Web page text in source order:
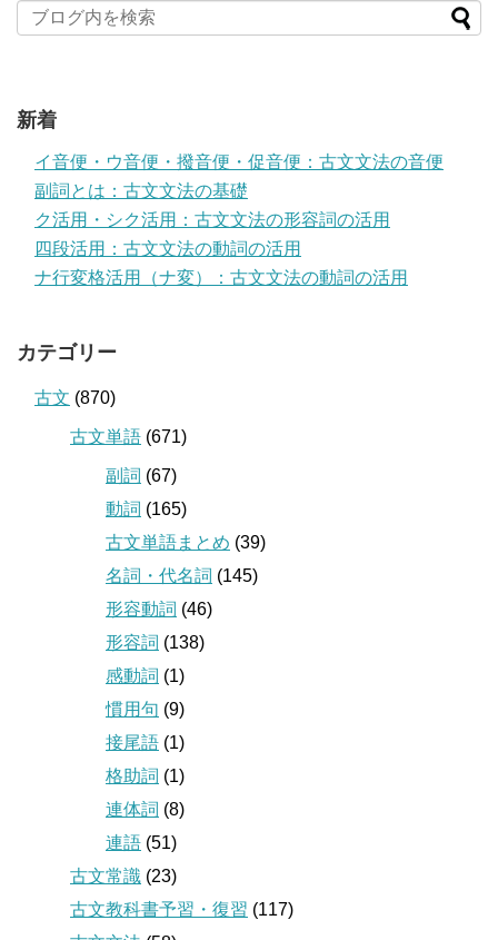
新着
イ音便・ウ音便・撥音便・促音便：古文文法の音便
副詞とは：古文文法の基礎
ク活用・シク活用：古文文法の形容詞の活用
四段活用：古文文法の動詞の活用
ナ行変格活用（ナ変）：古文文法の動詞の活用
カテゴリー
古文 (870)
古文単語 (671)
副詞 (67)
動詞 (165)
古文単語まとめ (39)
名詞・代名詞 (145)
形容動詞 (46)
形容詞 (138)
感動詞 (1)
慣用句 (9)
接尾語 (1)
格助詞 (1)
連体詞 (8)
連語 (51)
古文常識 (23)
古文教科書予習・復習 (117)